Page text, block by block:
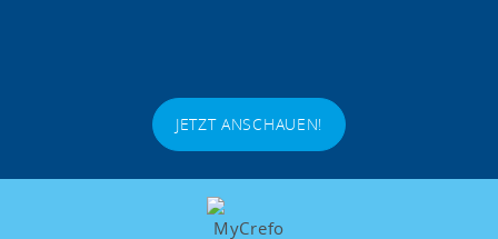
JETZT ANSCHAUEN!